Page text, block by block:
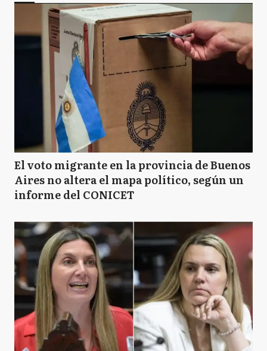
El voto migrante en la provincia de Buenos
Aires no altera el mapa político, según un
informe del CONICET